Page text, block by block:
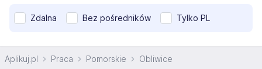
Zdalna Bez pośredników Tylko PL
Aplikuj.pl Praca Pomorskie Obliwice